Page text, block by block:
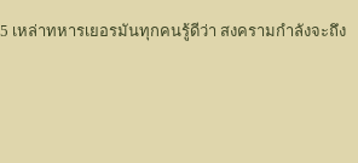
าทหารเยอรมันทุกคนรู้ดีว่า สงครามกำลังจะถึง